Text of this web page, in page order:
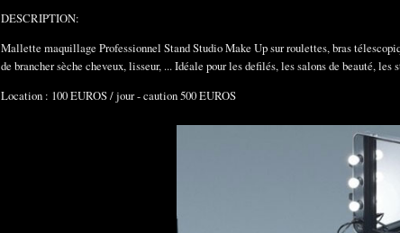
DESCRIPTION:
Mallette maquillage Professionnel Stand Studio Make Up sur roulettes, bras
de brancher sèche cheveux, lisseur, ... Idéale pour les defilés, les salons de beauté,
Location : 100 EUROS / jour - caution 500 EUROS